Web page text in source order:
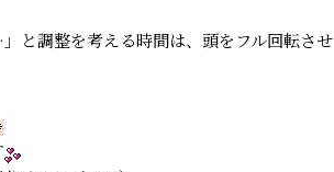
と調整を考える時間は、頭をフル回転させ